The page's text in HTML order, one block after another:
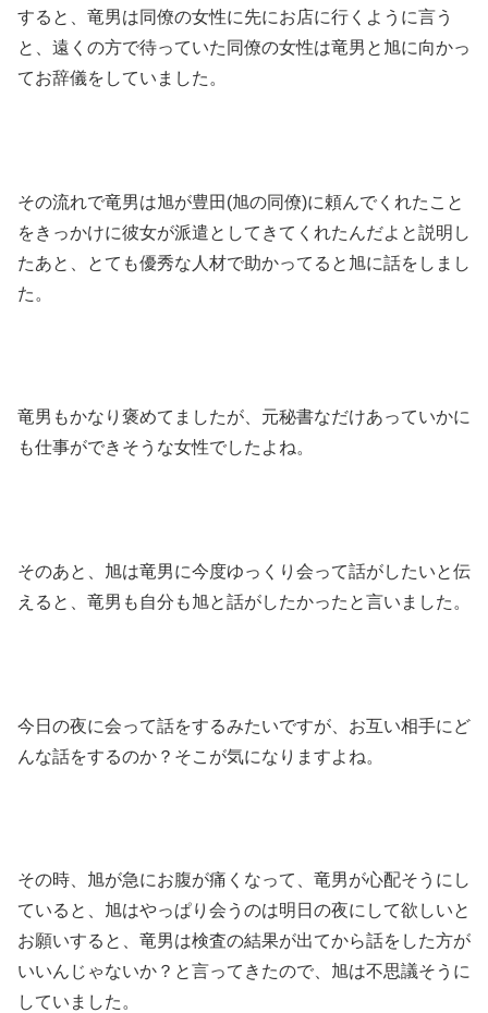
すると、竜男は同僚の女性に先にお店に行くように言う
と、遠くの方で待っていた同僚の女性は竜男と旭に向かっ
てお辞儀をしていました。
その流れで竜男は旭が豊田(旭の同僚)に頼んでくれたこと
をきっかけに彼女が派遣としてきてくれたんだよと説明し
たあと、とても優秀な人材で助かってると旭に話をしまし
た。
竜男もかなり褒めてましたが、元秘書なだけあっていかに
も仕事ができそうな女性でしたよね。
そのあと、旭は竜男に今度ゆっくり会って話がしたいと伝
えると、竜男も自分も旭と話がしたかったと言いました。
今日の夜に会って話をするみたいですが、お互い相手にど
んな話をするのか？そこが気になりますよね。
その時、旭が急にお腹が痛くなって、竜男が心配そうにし
ていると、旭はやっぱり会うのは明日の夜にして欲しいと
お願いすると、竜男は検査の結果が出てから話をした方が
いいんじゃないか？と言ってきたので、旭は不思議そうに
していました。